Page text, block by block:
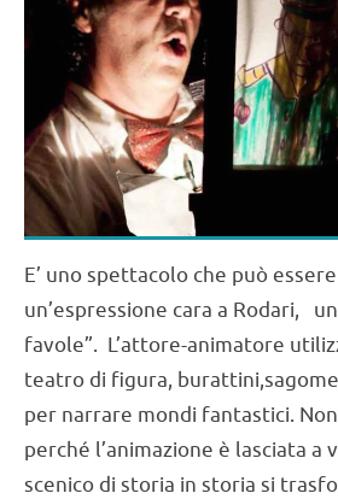
Arcobaleni